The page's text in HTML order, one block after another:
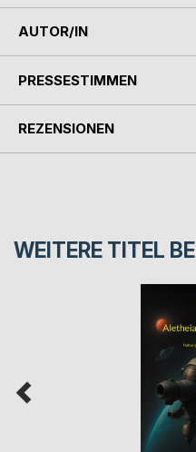
AUTOR/IN
PRESSESTIMMEN
REZENSIONEN
WEITERE TITEL BEI